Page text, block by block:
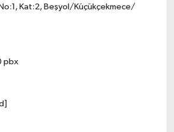
Kat:2, Beşyol/Küçükçekmece/
pbx